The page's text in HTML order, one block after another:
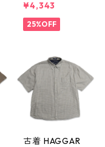
ファティーグシ
ャツ 長袖シャ
3 gd406096
n w50529
¥4,343
25%OFF
古着 HAGGAR